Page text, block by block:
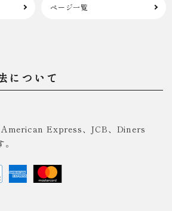
ページ一覧
について
Express、JCB、Diners